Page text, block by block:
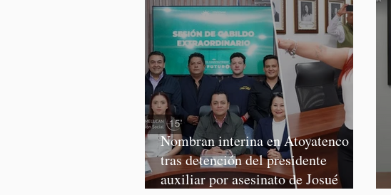
Nombran interina en Atoyatenco
tras detención del presidente
auxiliar por asesinato de Josué